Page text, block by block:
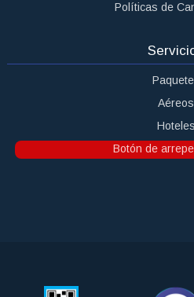
Políticas de
Aéreos
Hoteles
Botón de